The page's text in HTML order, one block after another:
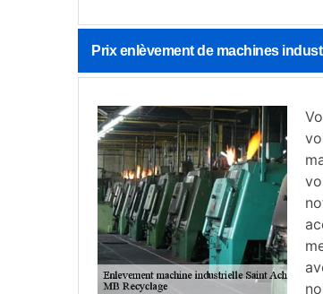
Prix enlèvement de machines